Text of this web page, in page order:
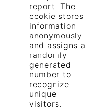
report. The
cookie stores
information
anonymously
and assigns a
randomly
generated
number to
recognize
unique
visitors.